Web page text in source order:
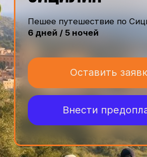
Оставить заявку